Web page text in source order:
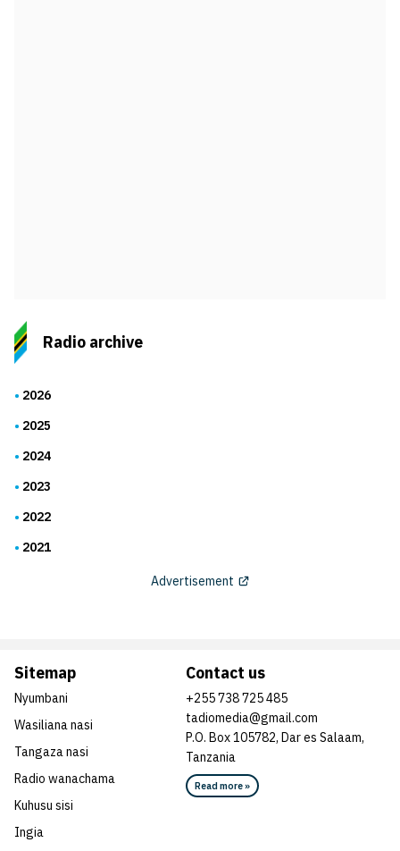
Radio archive
2026
2025
2024
2023
2022
2021
Advertisement
Sitemap
Nyumbani
Wasiliana nasi
Tangaza nasi
Radio wanachama
Kuhusu sisi
Ingia
Contact us
+255 738 725 485
tadiomedia@gmail.com
P.O. Box 105782, Dar es Salaam,
Tanzania
Read more »